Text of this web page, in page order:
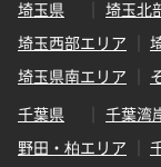
埼玉県
埼玉北
埼玉西部エリア
埼玉県南エリア
千葉県
千葉湾
野田・柏エリア